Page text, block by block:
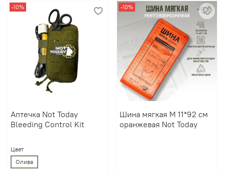
-10%
Аптечка Not Today
Bleeding Control Kit
Цвет
Олива
-10%
Шина мягкая М 11*92 см
оранжевая Not Today